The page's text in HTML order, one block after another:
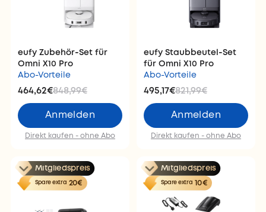
eufy Zubehör‑Set für
Omni X10 Pro
Abo-Vorteile
464,62€848,99€
Anmelden
Direkt kaufen - ohne Abo
eufy Staubbeutel‑Set
für Omni X10 Pro
Abo-Vorteile
495,17€821,99€
Anmelden
Direkt kaufen - ohne Abo
Mitgliedspreis
Spare extra 20€
Mitgliedspreis
Spare extra 10€